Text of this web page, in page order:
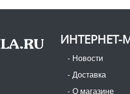
ИНТЕРНЕТ-
Новости
Доставка
О магазине